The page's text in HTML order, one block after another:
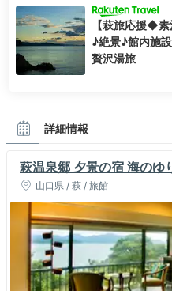
【萩旅応援◆
♪絶景♪館内施
贅沢湯旅
詳細情報
萩温泉郷 夕景の宿 海のゆ
山口県 / 萩 / 旅館